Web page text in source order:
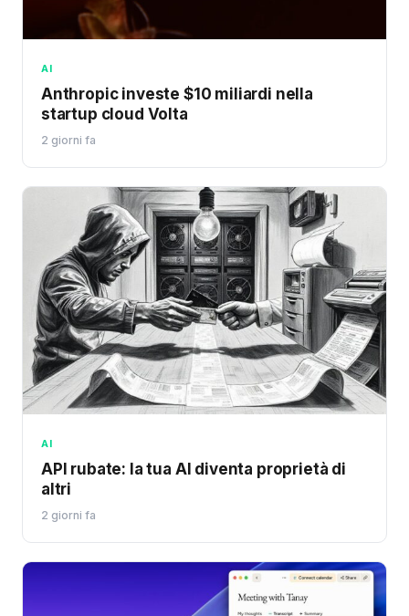
AI
Anthropic investe $10 miliardi nella
startup cloud Volta
2 giorni fa
AI
API rubate: la tua AI diventa proprietà di
altri
2 giorni fa